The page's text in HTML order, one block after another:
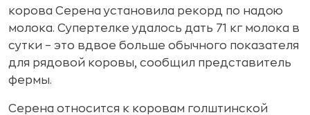
корова Серена установила рекорд по надою
молока. Супертелке удалось дать 71 кг молока в
сутки – это вдвое больше обычного показателя
для рядовой коровы, сообщил представитель
фермы.
Серена относится к коровам голштинской